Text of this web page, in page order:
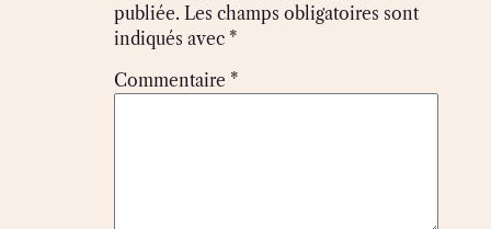
publiée. Les champs obligatoires sont
indiqués avec *
Commentaire *